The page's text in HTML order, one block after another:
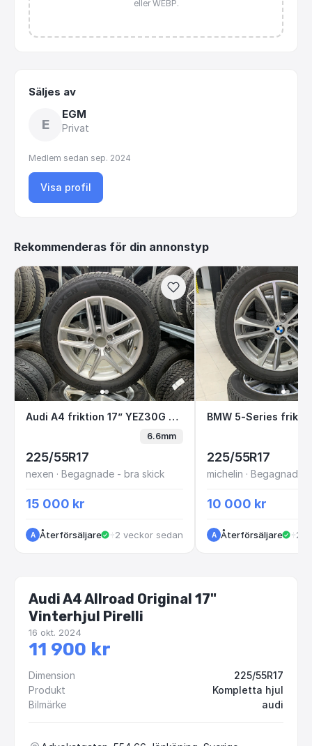
eller WEBP.
Säljes av
E
EGM
Privat
Medlem sedan sep. 2024
Visa profil
Rekommenderas för din annonstyp
Audi A4 friktion 17” YEZ30G J2-4
Audi A4 friktion 17” YEZ30G J2-4
6.6mm
225/55R17
nexen · Begagnade - bra skick
15 000 kr
A Återförsäljare · Kungälv
·2 veckor sedan
BMW 5-Series
225/55R17
michelin · Begagnade
10 000 kr
A Återförsäljare ··2
Audi A4 Allroad Original 17"
Vinterhjul Pirelli
16 okt. 2024
11 900 kr
Dimension
225/55R17
Produkt
Kompletta hjul
Bilmärke
audi